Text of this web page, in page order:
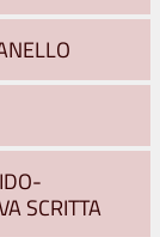
SCRITTA